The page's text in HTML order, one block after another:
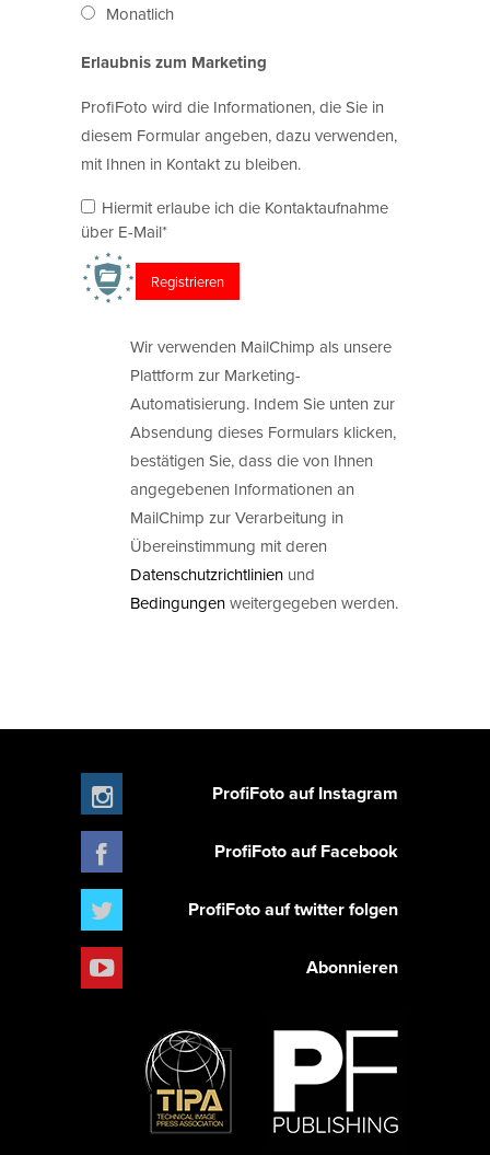
Monatlich
Erlaubnis zum Marketing
ProfiFoto wird die Informationen, die Sie in
diesem Formular angeben, dazu verwenden,
mit Ihnen in Kontakt zu bleiben.
Hiermit erlaube ich die Kontaktaufnahme
über E-Mail*
Wir verwenden MailChimp als unsere
Plattform zur Marketing-
Automatisierung. Indem Sie unten zur
Absendung dieses Formulars klicken,
bestätigen Sie, dass die von Ihnen
angegebenen Informationen an
MailChimp zur Verarbeitung in
Übereinstimmung mit deren
Datenschutzrichtlinien und
Bedingungenweitergegeben werden.
ProfiFoto auf Instagram
ProfiFoto auf Facebook
ProfiFoto auf twitter folgen
Abonnieren